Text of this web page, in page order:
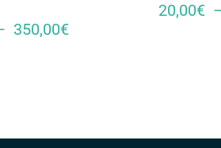
350,00€
20,00€